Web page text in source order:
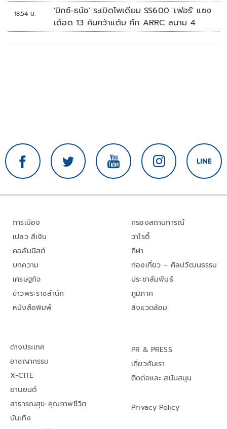
18:54 น.
'มิกซ์-ธนัช' ระเบิดโพเดียม SS600 'เฟอร์' แซง
เดือด 13 คันคว้าแต้ม ศึก ARRC สนาม 4
การเมือง
เปลว สีเงิน
คอลัมนิสต์
บทความ
เศรษฐกิจ
ข่าวพระราชสำนัก
หนังสือพิมพ์
กรองสถานการณ์
วาไรตี้
กีฬา
ท่องเที่ยว – ศิลปวัฒนธรรม
ประชาสัมพันธ์
ภูมิภาค
สิ่งแวดล้อม
ต่างประเทศ
อาชญากรรม
X-CITE
ยานยนต์
สาธารณสุข-คุณภาพชีวิต
บันเทิง
PR & PRESS
เกี่ยวกับเรา
ติดต่อและ สนับสนุน
Privacy Policy